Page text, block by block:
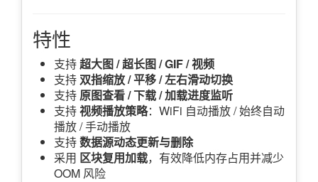
特性
支持超大图 / 超长图 / GIF / 视频
支持 双指缩放 / 平移 / 左右滑动切换
支持 原图查看 / 下载 / 加载进度监听
支持视频播放策略：WiFi 自动播放 / 始终自动
播放 / 手动播放
支持数据源动态更新与删除
采用 区块复用加载，有效降低内存占用并减少
OOM 风险